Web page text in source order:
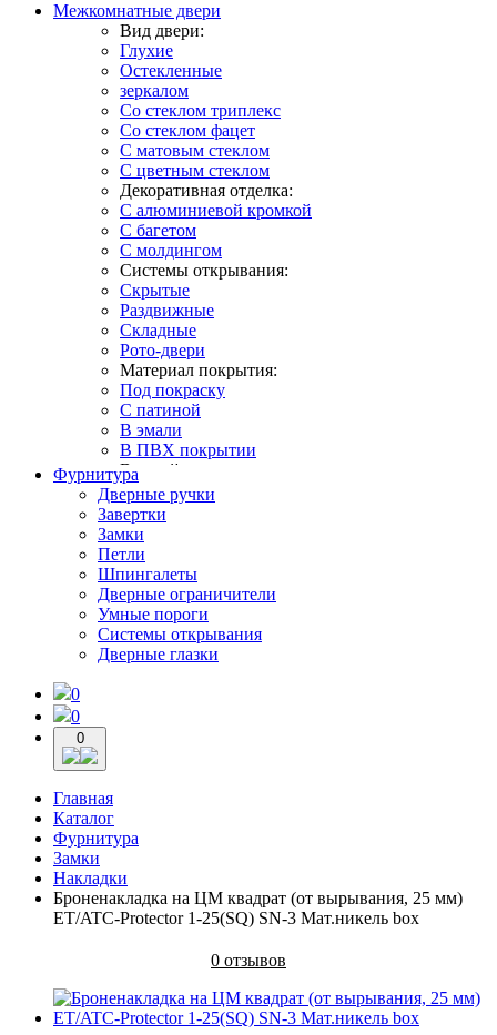
Межкомнатные двери
Вид двери:
Глухие
Остекленные
зеркалом
Со стеклом триплекс
Со стеклом фацет
С матовым стеклом
С цветным стеклом
Декоративная отделка:
С алюминиевой кромкой
С багетом
С молдингом
Системы открывания:
Скрытые
Раздвижные
Складные
Рото-двери
Материал покрытия:
Под покраску
С патиной
В эмали
В ПВХ покрытии
В какой интерьер:
В классическом стиле
В современном стиле
В стиле лофт
В стиле неоклассика
В стиле прованс
В скандинавском стиле
Фурнитура
Дверные ручки
Завертки
Замки
Петли
Шпингалеты
Дверные ограничители
Умные пороги
Системы открывания
Дверные глазки
0
0
0
Главная
Каталог
Фурнитура
Замки
Накладки
Броненакладка на ЦМ квадрат (от вырывания, 25 мм)
ET/ATC-Protector 1-25(SQ) SN-3 Мат.никель box
0 отзывов